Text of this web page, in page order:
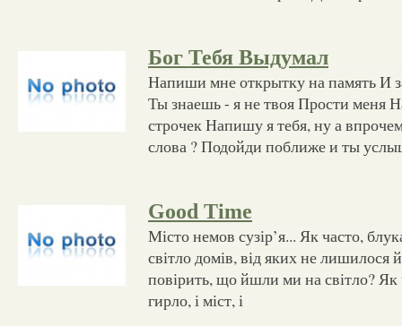
Бог Тебя Выдумал
Напиши мне открытку на память И
Ты знаешь - я не твоя Прости меня
строчек Напишу я тебя, ну а
слова ? Подойди поближе и ты
Good Time
Місто немов сузір’я... Як часто,
світло домів, від яких не лишилося
повірить, що йшли ми на світло?
гирло, і міст, і